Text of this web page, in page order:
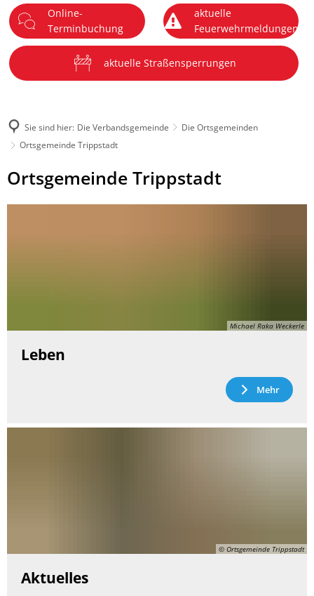
Menü
Online-
Terminbuchung
aktuelle
Feuerwehrmeldungen
aktuelle Straßensperrungen
Sie sind hier: Die Verbandsgemeinde
Die Ortsgemeinden
Ortsgemeinde Trippstadt
Ortsgemeinde
Trippstadt
Ortsgemeinde Trippstadt
Michael Raka Weckerle
Leben
Mehr
© Ortsgemeinde Trippstadt
Aktuelles